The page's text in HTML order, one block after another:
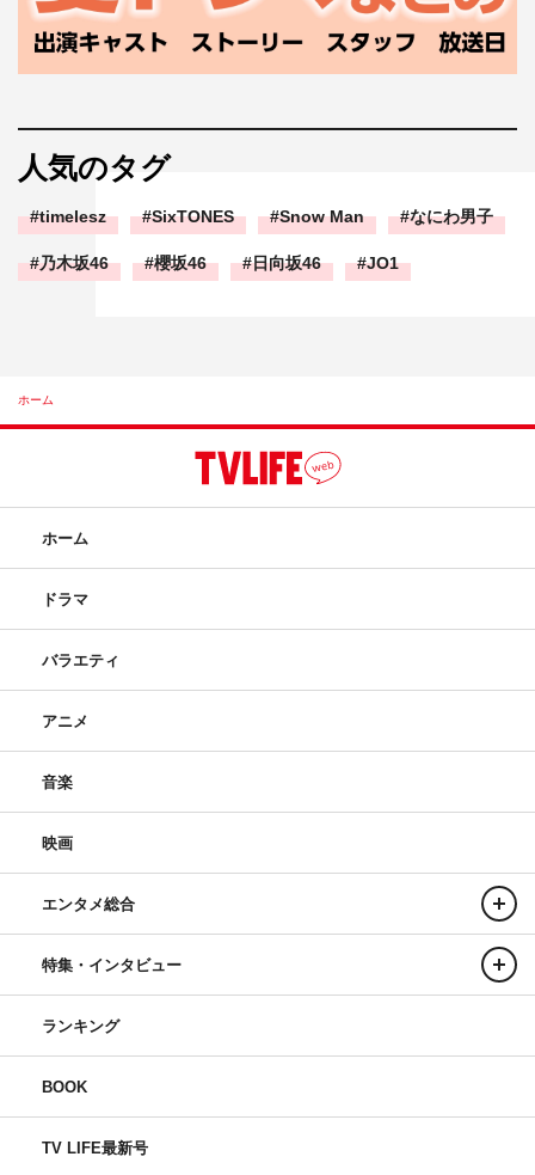
人気のタグ
timelesz SixTONES Snow Man なにわ男子
乃木坂46 櫻坂46 日向坂46 JO1
ホーム
ホーム
ドラマ
バラエティ
アニメ
音楽
映画
エンタメ総合
特集・インタビュー
ランキング
BOOK
TV LIFE最新号